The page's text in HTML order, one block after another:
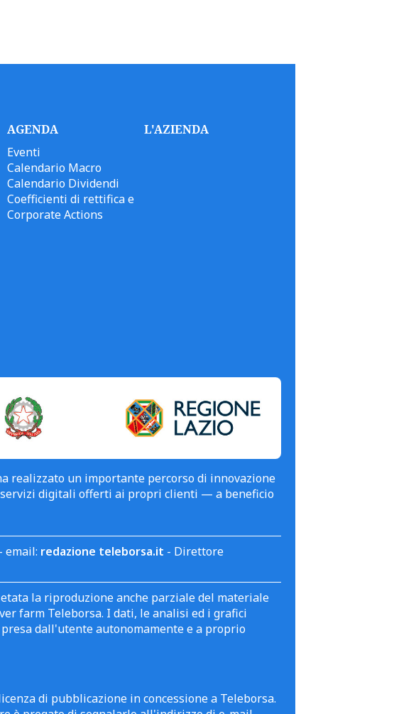
AGENDA
Eventi
Calendario Macro
Calendario Dividendi
Coefficienti di rettifica e
Corporate Actions
L'AZIENDA
realizzato un importante percorso di innovazione
servizi digitali offerti ai propri clienti — a beneficio
email: redazione teleborsa.it - Direttore
la riproduzione anche parziale del materiale
farm Teleborsa. I dati, le analisi ed i grafici
dall'utente autonomamente e a proprio
di pubblicazione in concessione a Teleborsa.